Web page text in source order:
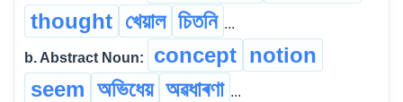
thought খেয়াল চিতনি ...
b. Abstract Noun: concept notion
seem অভিধেয় অৱধাৰণা ...